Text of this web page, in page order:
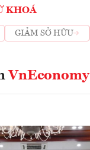
KHOÁ
GIẢM SỞ HỮU
VnEconomy